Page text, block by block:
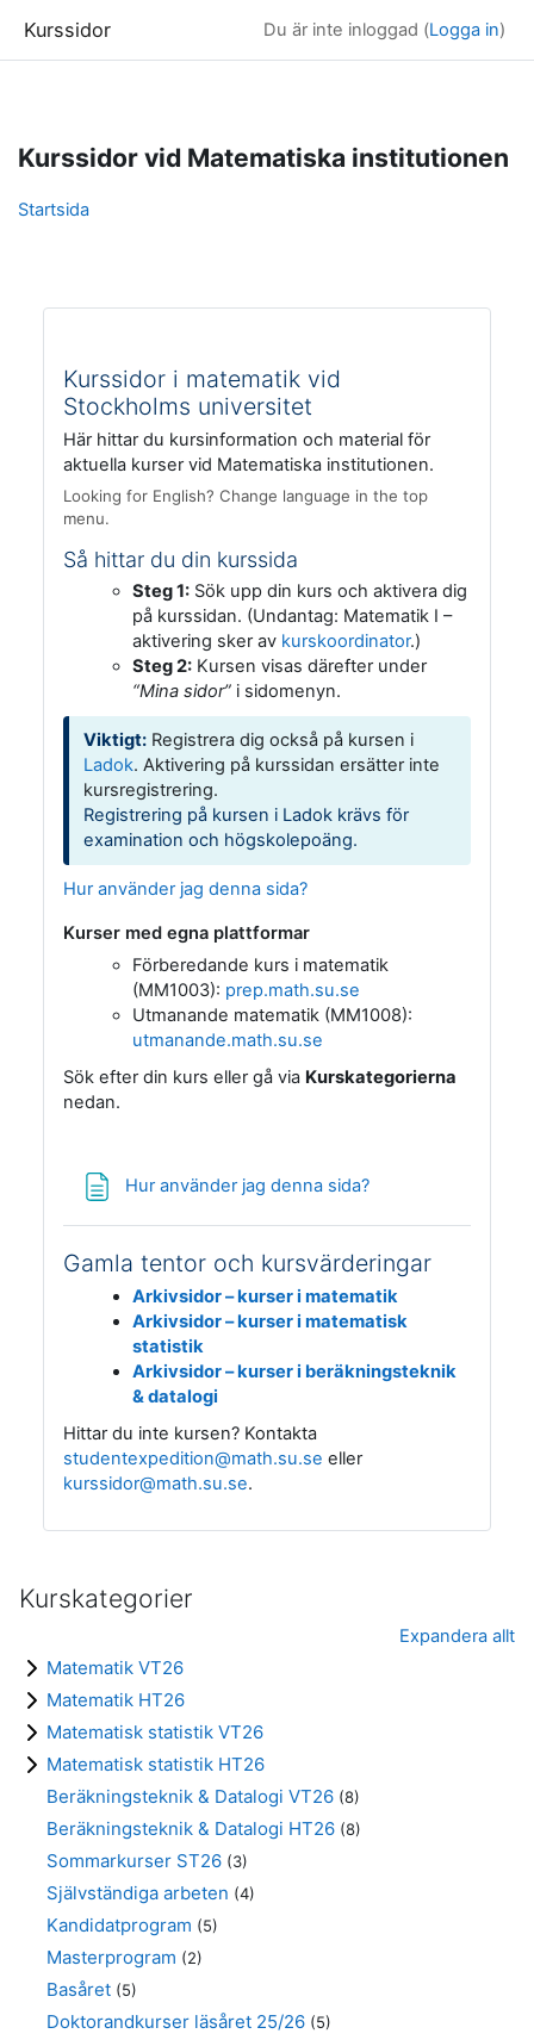
Kurssidor Du är inte inloggad (Logga in)
Kurssidor vid Matematiska institutionen
Startsida
Kurssidor i matematik vid
Stockholms universitet
Här hittar du kursinformation och material för
aktuella kurser vid Matematiska institutionen.
Looking for English? Change language in the top
menu.
Så hittar du din kurssida
Steg 1: Sök upp din kurs och aktivera dig
på kurssidan. (Undantag: Matematik I –
aktivering sker av kurskoordinator.)
Steg 2: Kursen visas därefter under
“Mina sidor” i sidomenyn.
Viktigt: Registrera dig också på kursen i
Ladok. Aktivering på kurssidan ersätter inte
kursregistrering.
Registrering på kursen i Ladok krävs för
examination och högskolepoäng.
Hur använder jag denna sida?
Kurser med egna plattformar
Förberedande kurs i matematik
(MM1003): prep.math.su.se
Utmanande matematik (MM1008):
utmanande.math.su.se
Sök efter din kurs eller gå via Kurskategorierna
nedan.
Hur använder jag denna sida?
Gamla tentor och kursvärderingar
Arkivsidor – kurser i matematik
Arkivsidor – kurser i matematisk
statistik
Arkivsidor – kurser i beräkningsteknik
& datalogi
Hittar du inte kursen? Kontakta
studentexpedition@math.su.se eller
kurssidor@math.su.se.
Kurskategorier
Expandera allt
Matematik VT26
Matematik HT26
Matematisk statistik VT26
Matematisk statistik HT26
Beräkningsteknik & Datalogi VT26 (8)
Beräkningsteknik & Datalogi HT26 (8)
Sommarkurser ST26 (3)
Självständiga arbeten (4)
Kandidatprogram (5)
Masterprogram (2)
Basåret (5)
Doktorandkurser läsåret 25/26 (5)